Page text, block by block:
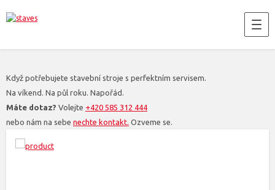
Když potřebujete stavební stroje s perfektním servisem.
Na víkend. Na půl roku. Napořád.
Máte dotaz? Volejte +420 585 312 444
nebo nám na sebe nechte kontakt. Ozveme se.